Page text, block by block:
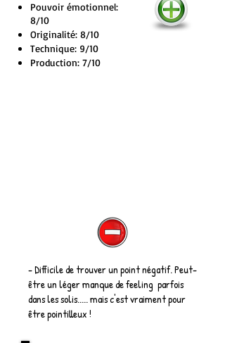
Pouvoir émotionnel:
8/10
Originalité: 8/10
Technique: 9/10
Production: 7/10
- Difficile de trouver un point négatif. Peut-
être un léger manque de feeling parfois
dans les solis..... mais c'est vraiment pour
être pointilleux !